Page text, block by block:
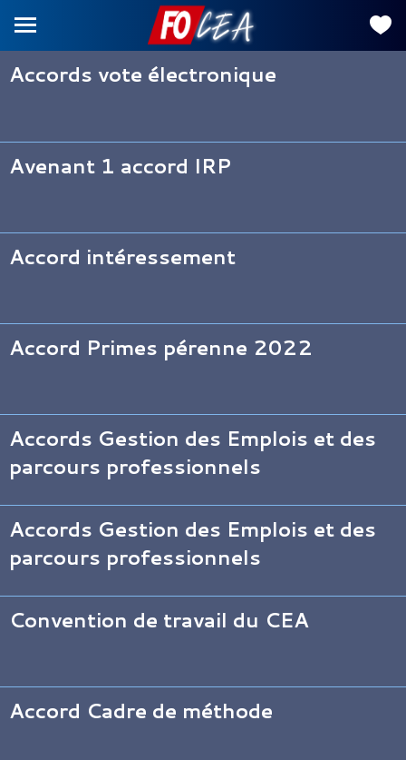
Accords vote électronique
Avenant 1 accord IRP
Accord intéressement
Accord Primes pérenne 2022
Accords Gestion des Emplois et des
parcours professionnels
Accords Gestion des Emplois et des
parcours professionnels
Convention de travail du CEA
Accord Cadre de méthode